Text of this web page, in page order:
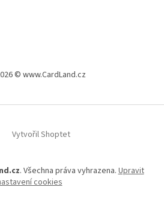
© www.CardLand.cz
Vytvořil Shoptet
. Všechna práva vyhrazena. Upravit
cookies